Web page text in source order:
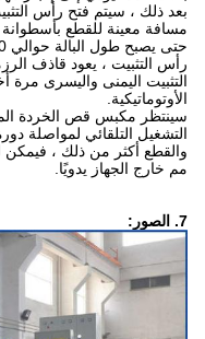
بعد ذلك ، سيتم فتح رأس
مسافة معينة للقطع
رأس التثبيت ، يعود قاذف
التثبيت اليمنى واليسرى مرة
الأوتوماتيكية.
سينتظر مكبس قص الخردة
التشغيل التلقائي لمواصلة
مم خارج الجهاز يدويًا.
7. الصور: